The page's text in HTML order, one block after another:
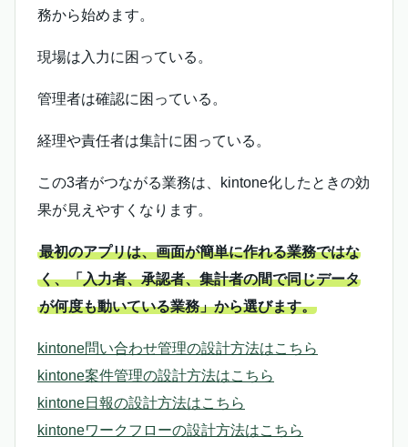
務から始めます。
現場は入力に困っている。
管理者は確認に困っている。
経理や責任者は集計に困っている。
この3者がつながる業務は、kintone化したときの効
果が見えやすくなります。
最初のアプリは、画面が簡単に作れる業務ではな
く、「入力者、承認者、集計者の間で同じデータ
が何度も動いている業務」から選びます。
kintone問い合わせ管理の設計方法はこちら
kintone案件管理の設計方法はこちら
kintone日報の設計方法はこちら
kintoneワークフローの設計方法はこちら